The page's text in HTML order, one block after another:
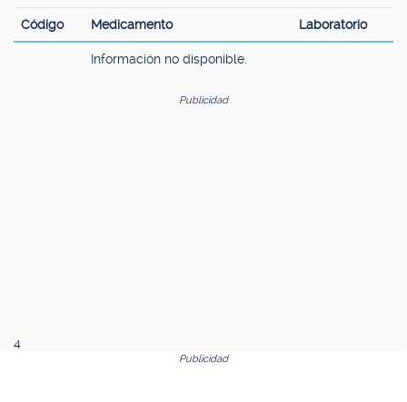
Código Medicamento Laboratorio
Información no disponible.
Publicidad
4
Publicidad